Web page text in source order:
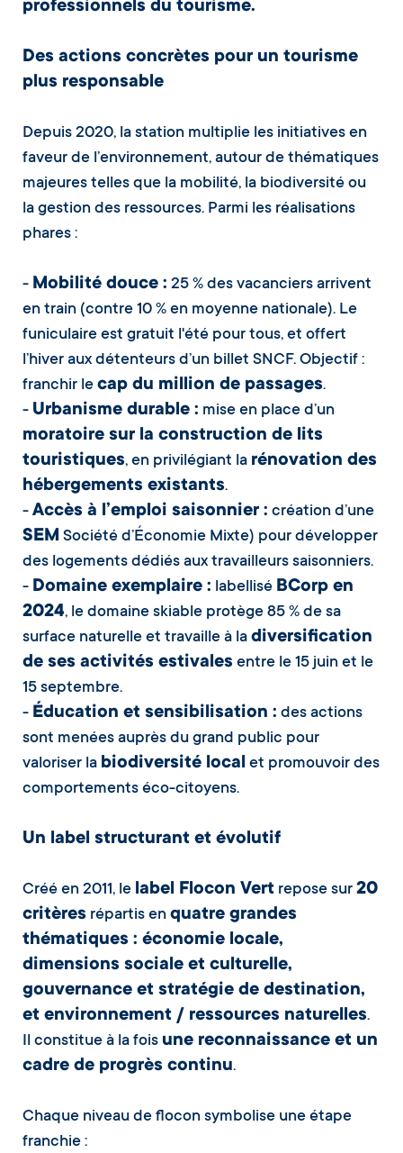
professionnels du tourisme.
Des actions concrètes pour un tourisme
plus responsable
Depuis 2020, la station multiplie les initiatives en
faveur de l’environnement, autour de thématiques
majeures telles que la mobilité, la biodiversité ou
la gestion des ressources. Parmi les réalisations
phares :
- Mobilité douce : 25 % des vacanciers arrivent
en train (contre 10 % en moyenne nationale). Le
funiculaire est gratuit l'été pour tous, et offert
l’hiver aux détenteurs d’un billet SNCF. Objectif :
franchir le cap du million de passages.
- Urbanisme durable : mise en place d’un
moratoire sur la construction de lits
touristiques, en privilégiant la rénovation des
hébergements existants.
- Accès à l’emploi saisonnier : création d’une
SEM Société d’Économie Mixte) pour développer
des logements dédiés aux travailleurs saisonniers.
- Domaine exemplaire : labellisé BCorp en
2024, le domaine skiable protège 85 % de sa
surface naturelle et travaille à la diversification
de ses activités estivales entre le 15 juin et le
15 septembre.
- Éducation et sensibilisation : des actions
sont menées auprès du grand public pour
valoriser la biodiversité local et promouvoir des
comportements éco-citoyens.
Un label structurant et évolutif
Créé en 2011, le label Flocon Vert repose sur 20
critères répartis en quatre grandes
thématiques : économie locale,
dimensions sociale et culturelle,
gouvernance et stratégie de destination,
et environnement / ressources naturelles.
Il constitue à la fois une reconnaissance et un
cadre de progrès continu.
Chaque niveau de flocon symbolise une étape
franchie :